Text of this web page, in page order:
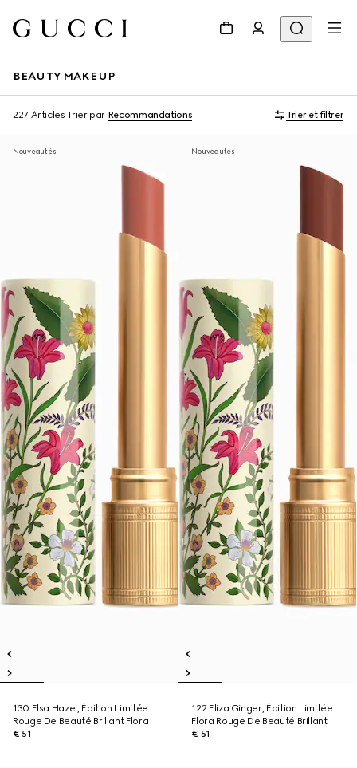
BEAUTY MAKEUP
227 Articles Trier par Recommandations Trier et filtrer
Nouveautés
130 Elsa Hazel, Édition Limitée
Rouge De Beauté Brillant Flora
€ 51
Nouveautés
122 Eliza Ginger, Édition Limitée
Flora Rouge De Beauté Brillant
€ 51